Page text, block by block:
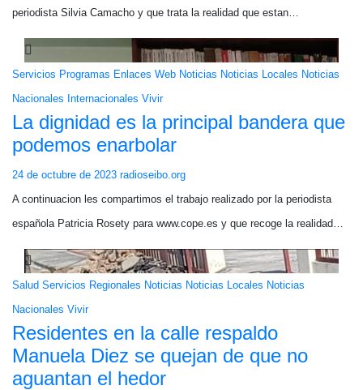
periodista Silvia Camacho y que trata la realidad que estan…
Servicios Programas Enlaces Web Noticias Noticias Locales Noticias
Nacionales Internacionales Vivir
La dignidad es la principal bandera que
podemos enarbolar
24 de octubre de 2023 radioseibo.org
A continuacion les compartimos el trabajo realizado por la periodista
española Patricia Rosety para www.cope.es y que recoge la realidad…
Salud Servicios Regionales Noticias Noticias Locales Noticias
Nacionales Vivir
Residentes en la calle respaldo
Manuela Diez se quejan de que no
aguantan el hedor